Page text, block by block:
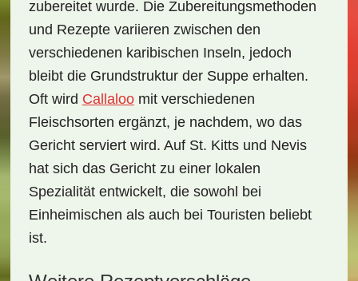
zubereitet wurde. Die Zubereitungsmethoden
und Rezepte variieren zwischen den
verschiedenen karibischen Inseln, jedoch
bleibt die Grundstruktur der Suppe erhalten.
Oft wird Callaloomit verschiedenen
Fleischsorten ergänzt, je nachdem, wo das
Gericht serviert wird. Auf St. Kitts und Nevis
hat sich das Gericht zu einer lokalen
Spezialität entwickelt, die sowohl bei
Einheimischen als auch bei Touristen beliebt
ist.